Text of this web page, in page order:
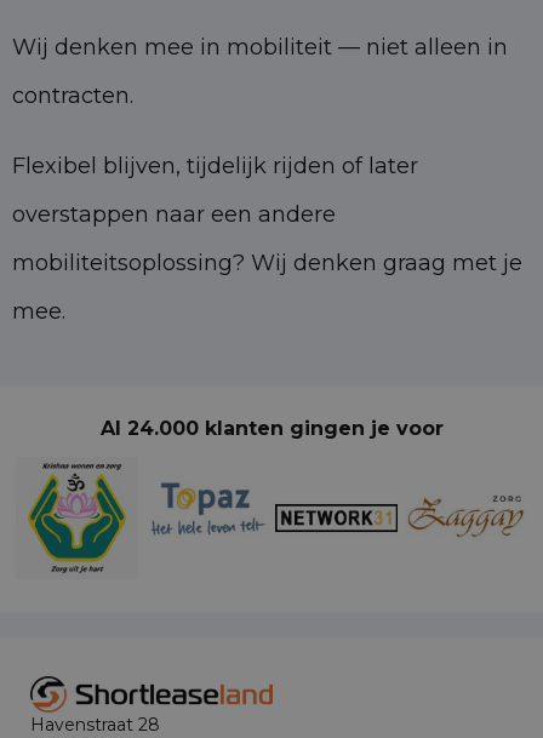
Wij denken mee in mobiliteit — niet alleen in
contracten.
Flexibel blijven, tijdelijk rijden of later
overstappen naar een andere
mobiliteitsoplossing? Wij denken graag met je
mee.
Al 24.000 klanten gingen je voor
Havenstraat 28